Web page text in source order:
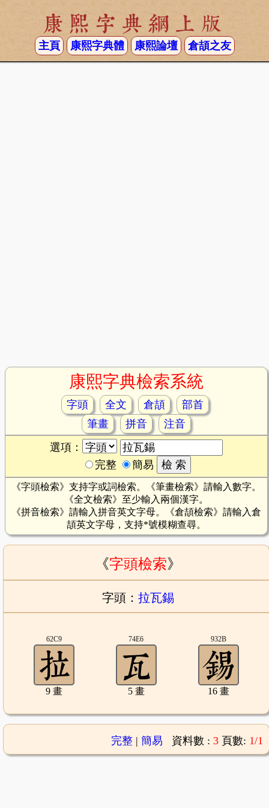
康熙字典網上版
主頁 康熙字典體 康熙論壇 倉頡之友
康熙字典檢索系統
字頭 全文 倉頡
部首
筆畫
拼音
注音
選項：
完整
簡易
《字頭檢索》支持字或詞檢索。《筆畫檢索》請輸入數字。
《全文檢索》至少輸入兩個漢字。
《拼音檢索》請輸入拼音英文字母。《倉頡檢索》請輸入倉
頡英文字母，支持*號模糊查尋。
《字頭檢索》
字頭： 拉瓦錫
62C9
9 畫
74E6
5 畫
932B
16 畫
完整| 簡易 資料數 : 3 頁數: 1/1